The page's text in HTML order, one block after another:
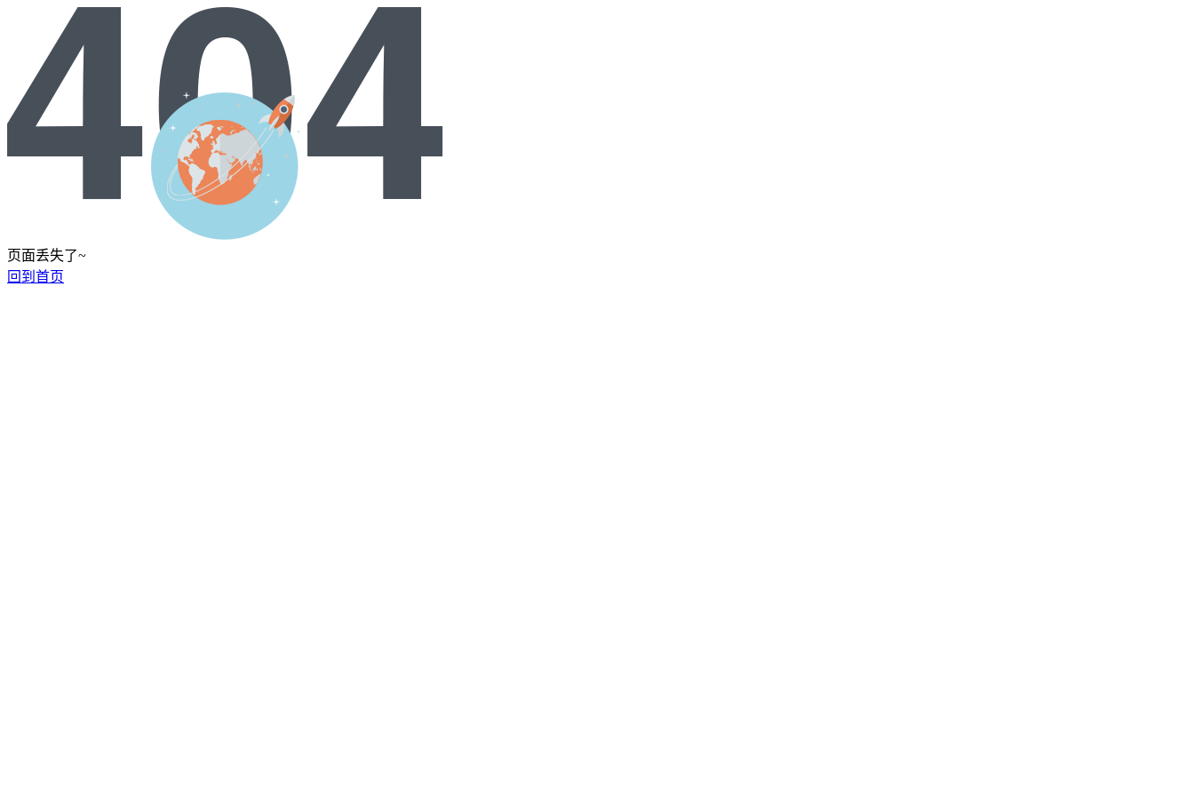
页面丢失了~
回到首页